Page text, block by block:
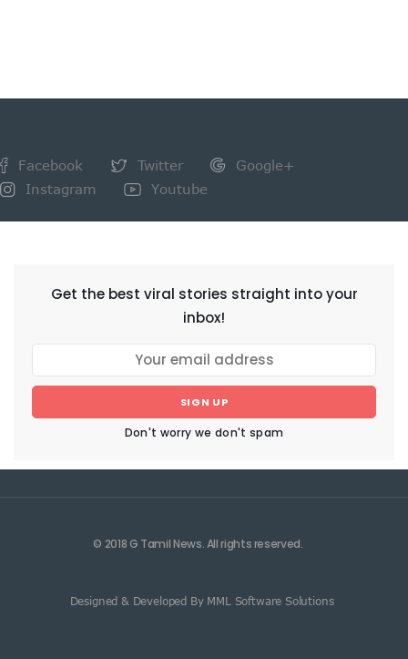
Facebook Twitter
Google+
Instagram
Youtube
Get the best viral stories straight into your
inbox!
SIGN UP
Don't worry we don't spam
© 2018 G Tamil News. All rights reserved.
Designed & Developed By MML Software Solutions